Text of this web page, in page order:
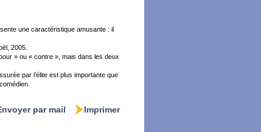
une caractéristique amusante : il
2005.
» ou « contre », mais dans les deux
par l’élite est plus importante que
Imprimer
par mail